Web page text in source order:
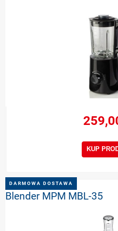
KUP
Blender MPM MBL-35
DARMOWA DOSTAWA